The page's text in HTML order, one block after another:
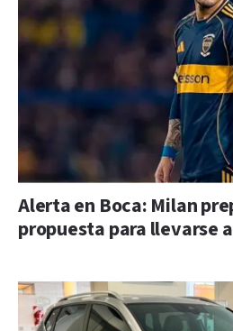
Alerta en Boca: Milan
propuesta para llevarse